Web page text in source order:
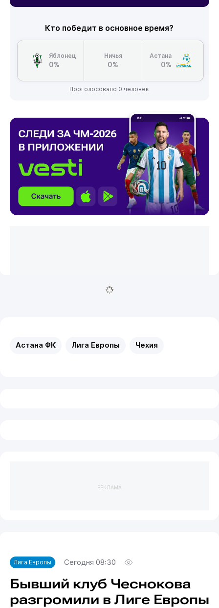
Кто победит в основное время?
Яблонец
0%
Ничья
0%
Астана
0%
Проголосовало 0 человек
Астана ФК Лига Европы Чехия
РЕКЛАМА
Лига Европы Сегодня 08:30
Бывший клуб Чеснокова
разгромили в Лиге Европы